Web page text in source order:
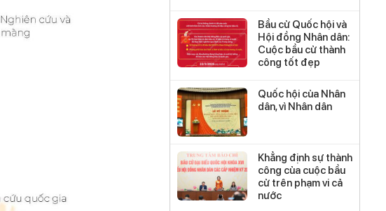
Bầu cử Quốc hội và
Hội đồng Nhân dân:
Cuộc bầu cử thành
công tốt đẹp
Quốc hội của Nhân
dân, vì Nhân dân
Khẳng định sự thành
công của cuộc bầu
cử trên phạm vi cả
nước